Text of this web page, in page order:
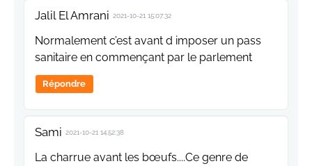
Jalil El Amrani 2021-10-21 15:07:32
Normalement c’est avant d imposer un pass
sanitaire en commençant par le parlement
Répondre
Sami 2021-10-21 14:52:38
La charrue avant les bœufs....Ce genre de